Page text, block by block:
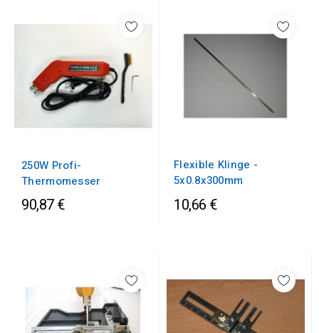
250W Profi-
Thermomesser
90,87 €
Flexible Klinge -
5x0.8x300mm
10,66 €